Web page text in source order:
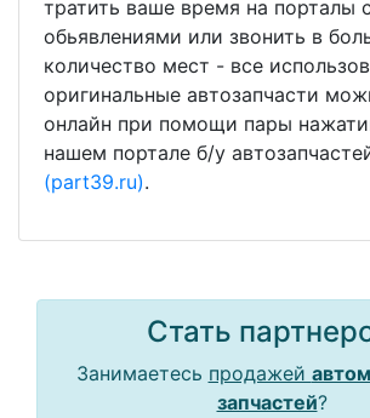
тратить ваше время на порталы с
обьявлениями или звонить в
количество мест - все
оригинальные автозапчасти
онлайн при помощи пары
нашем портале б/у
(part39.ru).
Стать
Занимаетесь продажей
запчастей?